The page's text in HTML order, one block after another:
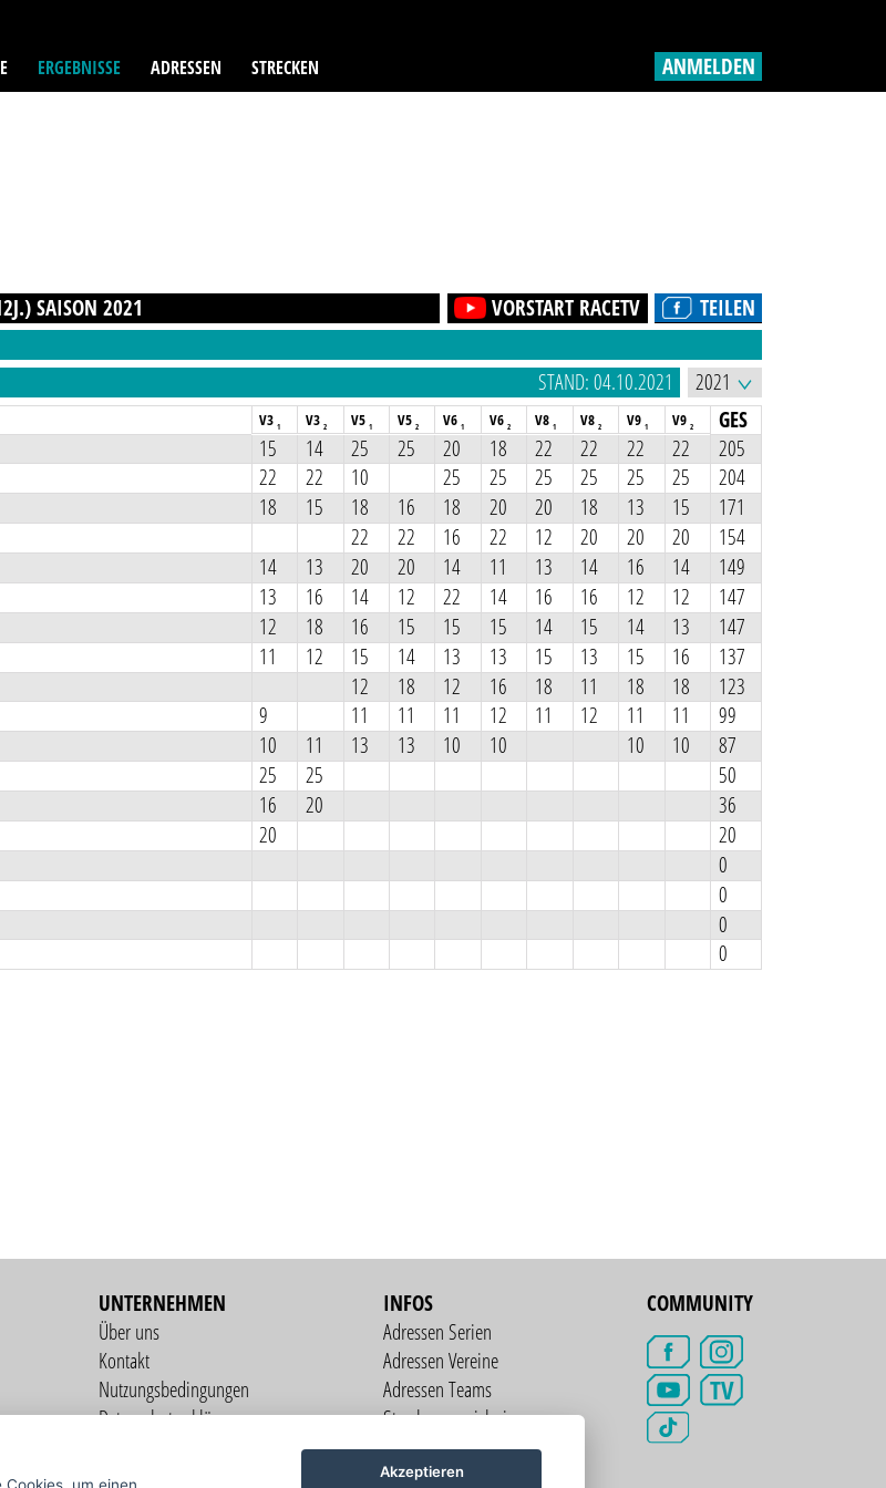
ERGEBNISSE ADRESSEN STRECKEN ANMELDEN
SAISON2021 TEILEN
VORSTART RACETV
STAND: 04.10.2021
V3 1 V3 2 V5 1 V5 2 V6 1 V6 2 V8 1 V8 2 V9 1 V9 2
GES
15 14 25 25 20 18 22 22 22 22
205
22 22 10 25 25 25 25 25 25
204
18 15 18 16 18 20 20 18 13 15
171
22 22 16 22 12 20 20 20
154
14 13 20 20 14 11 13 14 16 14
149
13 16 14 12 22 14 16 16 12 12
147
12 18 16 15 15 15 14 15 14 13
147
11 12 15 14 13 13 15 13 15 16
137
12 18 12 16 18 11 18 18
123
9 11 11 11 12 11 12 11 11
99
10 11 13 13 10 10 10 10
87
25 25
50
16 20
36
20
20
0
0
0
0
UNTERNEHMEN
Über uns
Kontakt
Nutzungsbedingungen
Datenschutzerklärung
INFOS
Adressen Serien
Adressen Vereine
Adressen Teams
Streckenverzeichnis
COMMUNITY
TV
Akzeptieren